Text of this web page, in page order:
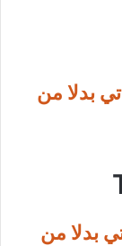
إماراتي بدلا من
إماراتي بدلا من